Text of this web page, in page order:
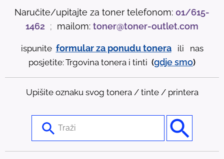
Naručite/upitajte za toner telefonom: 01/615-
1462 ; mailom: toner@toner-outlet.com
ispunite formular za ponudu tonera
ili nas
posjetite: Trgovina tonera i tinti (gdjesmo)
Upišite oznaku svog tonera / tinte / printera